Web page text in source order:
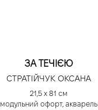
ЗА ТЕЧІЄЮ
СТРАТІЙЧУК ОКСАНА
21,5 х 81 см
модульний офорт, акварель